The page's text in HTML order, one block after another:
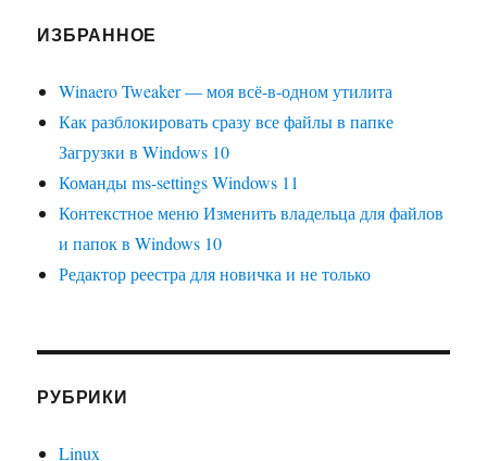
ИЗБРАННОЕ
Winaero Tweaker — моя всё-в-одном утилита
Как разблокировать сразу все файлы в папке
Загрузки в Windows 10
Команды ms-settings Windows 11
Контекстное меню Изменить владельца для файлов
и папок в Windows 10
Редактор реестра для новичка и не только
РУБРИКИ
Linux